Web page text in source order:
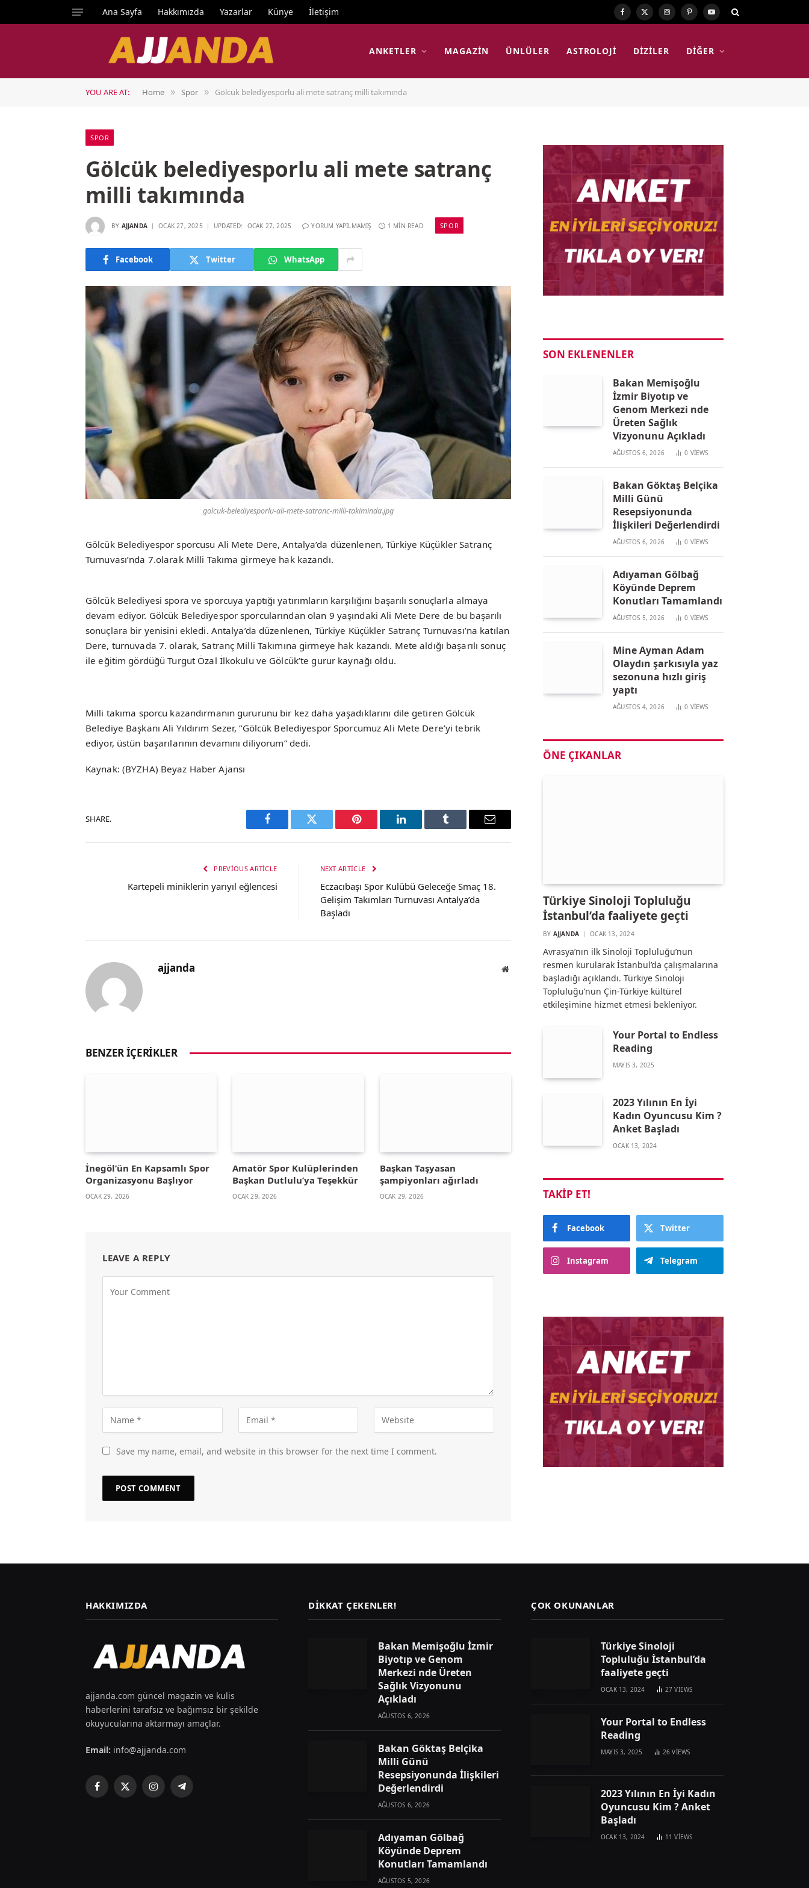
Ana Sayfa Hakkımızda Yazarlar Künye İletişim Facebook
X
Instagram
PinterestYouTube
ANKETLER MAGAZIN ÜNLÜLER ASTROLOJI DIZILER DIĞER
YOU ARE AT: Home » Spor » Gölcük belediyesporlu ali mete satranç milli takımında
SPOR
Gölcük belediyesporlu ali mete satranç
milli takımında
BY AJJANDA OCAK 27, 2025 UPDATED: OCAK 27, 2025 YORUM YAPILMAMIŞ 1 MIN READ SPOR
Facebook Twitter WhatsApp
golcuk-belediyesporlu-ali-mete-satranc-milli-takiminda.jpg
Gölcük Belediyespor sporcusu Ali Mete Dere, Antalya’da düzenlenen, Türkiye Küçükler Satranç
Turnuvası’nda 7.olarak Milli Takıma girmeye hak kazandı.
Gölcük Belediyesi spora ve sporcuya yaptığı yatırımların karşılığını başarılı sonuçlarla almaya
devam ediyor. Gölcük Belediyespor sporcularından olan 9 yaşındaki Ali Mete Dere de bu başarılı
sonuçlara bir yenisini ekledi. Antalya’da düzenlenen, Türkiye Küçükler Satranç Turnuvası’na katılan
Dere, turnuvada 7. olarak, Satranç Milli Takımına girmeye hak kazandı. Mete aldığı başarılı sonuç
ile eğitim gördüğü Turgut Özal İlkokulu ve Gölcük’te gurur kaynağı oldu.
Milli takıma sporcu kazandırmanın gururunu bir kez daha yaşadıklarını dile getiren Gölcük
Belediye Başkanı Ali Yıldırım Sezer, “Gölcük Belediyespor Sporcumuz Ali Mete Dere’yi tebrik
ediyor, üstün başarılarının devamını diliyorum” dedi.
Kaynak: (BYZHA) Beyaz Haber Ajansı
SHARE.
Facebook Twitter Pinterest LinkedIn Tumblr Email
PREVIOUS ARTICLE
Kartepeli miniklerin yarıyıl eğlencesi
NEXT ARTICLE
Eczacıbaşı Spor Kulübü Geleceğe Smaç 18.
Gelişim Takımları Turnuvası Antalya’da
Başladı
ajjanda Website
BENZER İÇERIKLER
İnegöl’ün En Kapsamlı Spor
Organizasyonu Başlıyor
OCAK 29, 2026
Amatör Spor Kulüplerinden
Başkan Dutlulu’ya Teşekkür
OCAK 29, 2026
Başkan Taşyasan
şampiyonları ağırladı
OCAK 29, 2026
LEAVE A REPLY
Save my name, email, and website in this browser for the next time I comment.
SON EKLENENLER
Bakan Memişoğlu
İzmir Biyotıp ve
Genom Merkezi nde
Üreten Sağlık
Vizyonunu Açıkladı
AĞUSTOS 6, 2026 0 VIEWS
Bakan Göktaş Belçika
Milli Günü
Resepsiyonunda
İlişkileri Değerlendirdi
AĞUSTOS 6, 2026 0 VIEWS
Adıyaman Gölbağ
Köyünde Deprem
Konutları Tamamlandı
AĞUSTOS 5, 2026 0 VIEWS
Mine Ayman Adam
Olaydın şarkısıyla yaz
sezonuna hızlı giriş
yaptı
AĞUSTOS 4, 2026 0 VIEWS
ÖNE ÇIKANLAR
Türkiye Sinoloji Topluluğu
İstanbul’da faaliyete geçti
BY AJJANDA OCAK 13, 2024
Avrasya’nın ilk Sinoloji Topluluğu’nun
resmen kurularak İstanbul’da çalışmalarına
başladığı açıklandı. Türkiye Sinoloji
Topluluğu’nun Çin-Türkiye kültürel
etkileşimine hizmet etmesi bekleniyor.
Your Portal to Endless
Reading
MAYIS 3, 2025
2023 Yılının En İyi
Kadın Oyuncusu Kim ?
Anket Başladı
OCAK 13, 2024
TAKIP ET!
Facebook Twitter
Instagram Telegram
HAKKIMIZDA
ajjanda.com güncel magazin ve kulis
haberlerini tarafsız ve bağımsız bir şekilde
okuyucularına aktarmayı amaçlar.
Email: info@ajjanda.com
Facebook
X
InstagramTelegram
DIKKAT ÇEKENLER!
Bakan Memişoğlu İzmir
Biyotıp ve Genom
Merkezi nde Üreten
Sağlık Vizyonunu
Açıkladı
AĞUSTOS 6, 2026
Bakan Göktaş Belçika
Milli Günü
Resepsiyonunda İlişkileri
Değerlendirdi
AĞUSTOS 6, 2026
Adıyaman Gölbağ
Köyünde Deprem
Konutları Tamamlandı
AĞUSTOS 5, 2026
ÇOK OKUNANLAR
Türkiye Sinoloji
Topluluğu İstanbul’da
faaliyete geçti
OCAK 13, 2024 27VIEWS
Your Portal to Endless
Reading
MAYIS 3, 2025 26VIEWS
2023 Yılının En İyi Kadın
Oyuncusu Kim ? Anket
Başladı
OCAK 13, 2024 11VIEWS